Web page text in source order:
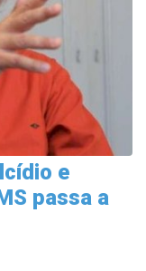
e
passa a